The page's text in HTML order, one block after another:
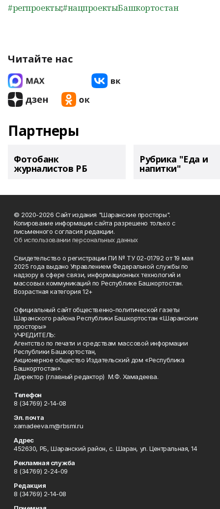
#регпроекты;#нацпроектыБашкортостан
Читайте нас
Партнеры
Фотобанк
журналистов РБ
Рубрика "Еда и
напитки"
© 2020-2026 Сайт издания "Шаранские просторы".
Копирование информации сайта разрешено только с
письменного согласия редакции.
Об использовании персональных данных
Свидетельство о регистрации ПИ № ТУ 02-01792 от 19 мая
2025 года выдано Управлением Федеральной службы по
надзору в сфере связи, информационных технологий и
массовых коммуникаций по Республике Башкортостан.
Возрастная категория 12+
Официальный сайт общественно-политической газеты
Шаранского района Республики Башкортостан «Шаранские
просторы»
УЧРЕДИТЕЛЬ:
Агентство по печати и средствам массовой информации
Республики Башкортостан,
Акционерное общество Издательский дом «Республика
Башкортостан».
Директор (главный редактор) М.Ф. Хамадеева.
Телефон
8 (34769) 2-14-08
Эл. почта
xamadeeva.m@rbsmi.ru
Адрес
452630, РБ, Шаранский район, с. Шаран, ул. Центральная, 14
Рекламная служба
8 (34769) 2-24-09
Редакция
8 (34769) 2-14-08